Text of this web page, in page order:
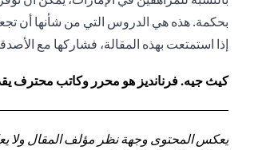
بحكمة. هذه هي الدروس التي من شأنها أن
إذا استمتعت بهذه المقالة، فشاركها مع
كيث جيه. فرنانديز هو محرر وكاتب محترف
يعكس المحتوى وجهة نظر مؤلف المقال ولا